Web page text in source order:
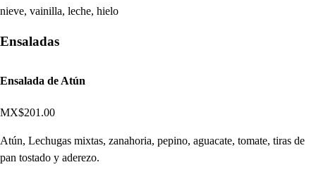
nieve, vainilla, leche, hielo
Ensaladas
Ensalada de Atún
MX$201.00
Atún, Lechugas mixtas, zanahoria, pepino, aguacate, tomate, tiras de
pan tostado y aderezo.